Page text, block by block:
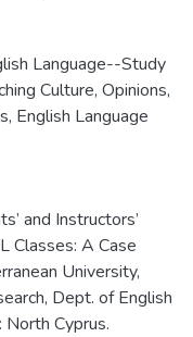
Language--Study
Culture, Opinions,
, English Language
and Instructors’
Classes: A Case
University,
Dept. of English
North Cyprus.